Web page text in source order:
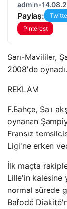
admin•
Paylaş:
Pinterest
Sarı-Mavililer,
2008'de oynadı.
REKLAM
F.Bahçe, Salı
oynanan
Fransız
Ligi'ne erken
İlk maçta
Lille'in kalesine
normal sürede
Bafodé